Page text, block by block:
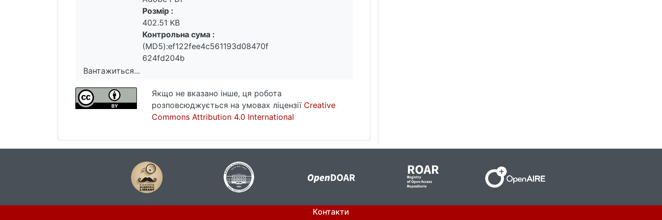
Вантажиться...
Вантажиться...
Розмір :
402.51 KB
Контрольна сума :
(MD5):ef122fee4c561193d08470f
624fd204b
Якщо не вказано інше, ця робота
розповсюджується на умовах ліцензії Creative
Commons Attribution 4.0 International
Контакти